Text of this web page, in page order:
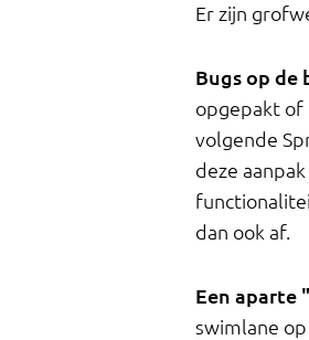
Er zijn
Bugs op de
opgepakt of
volgende
deze
dan ook af.
Een aparte
swimlane